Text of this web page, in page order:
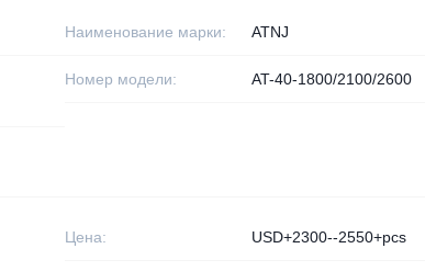
Наименование марки: ATNJ
Номер модели: AT-40-1800/2100/2600
Цена: USD+2300--2550+pcs